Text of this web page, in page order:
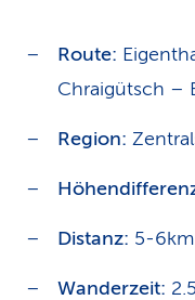
Route:
Chraigütsch –
Region:
Distanz: 5-6km
Wanderzeit: